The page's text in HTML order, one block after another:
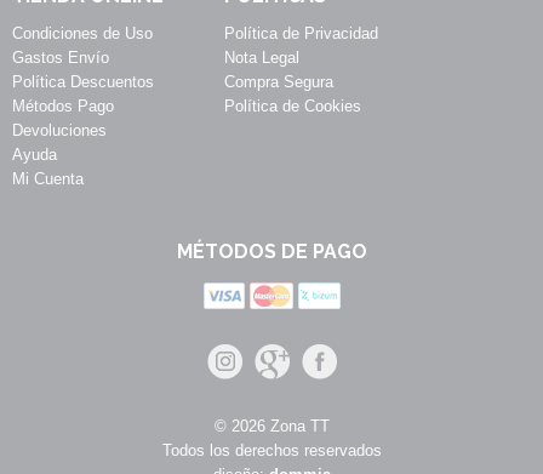
Condiciones de Uso
Gastos Envío
Política Descuentos
Métodos Pago
Devoluciones
Ayuda
Mi Cuenta
Política de Privacidad
Nota Legal
Compra Segura
Política de Cookies
MÉTODOS DE PAGO
© 2026 Zona TT
Todos los derechos reservados